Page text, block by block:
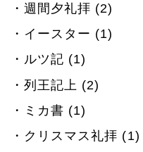
週間夕礼拝 (2)
イースター (1)
ルツ記 (1)
列王記上 (2)
ミカ書 (1)
クリスマス礼拝 (1)